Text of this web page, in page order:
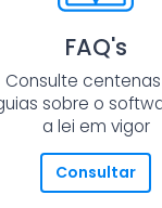
FAQ's
Consulte
sobre o
a lei em vigor
Consultar